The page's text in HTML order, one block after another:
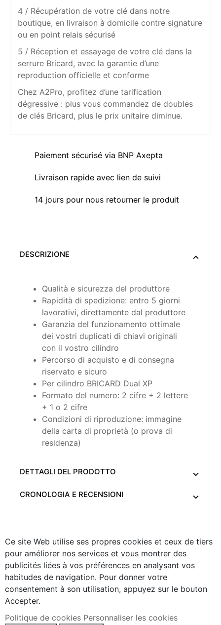
4 / Récupération de votre clé dans notre
boutique, en livraison à domicile contre signature
ou en point relais sécurisé
5 / Réception et essayage de votre clé dans la
serrure Bricard, avec la garantie d’une
reproduction officielle et conforme
Chez A2Pro, profitez d’une tarification
dégressive : plus vous commandez de doubles
de clés Bricard, plus le prix unitaire diminue.
Paiement sécurisé via BNP Axepta
Livraison rapide avec lien de suivi
14 jours pour nous retourner le produit
DESCRIZIONE
Qualità e sicurezza del produttore
Rapidità di spedizione: entro 5 giorni
lavorativi, direttamente dal produttore
Garanzia del funzionamento ottimale
dei vostri duplicati di chiavi originali
con il vostro cilindro
Percorso di acquisto e di consegna
riservato e sicuro
Per cilindro BRICARD Dual XP
Formato del numero: 2 cifre + 2 lettere
+ 1 o 2 cifre
Condizioni di riproduzione: immagine
della carta di proprietà (o prova di
residenza)
DETTAGLI DEL PRODOTTO
CRONOLOGIA E RECENSIONI
Ce site Web utilise ses propres cookies et ceux de tiers
pour améliorer nos services et vous montrer des
publicités liées à vos préférences en analysant vos
habitudes de navigation. Pour donner votre
consentement à son utilisation, appuyez sur le bouton
Accepter.
Politique de cookies Personnaliser les cookies